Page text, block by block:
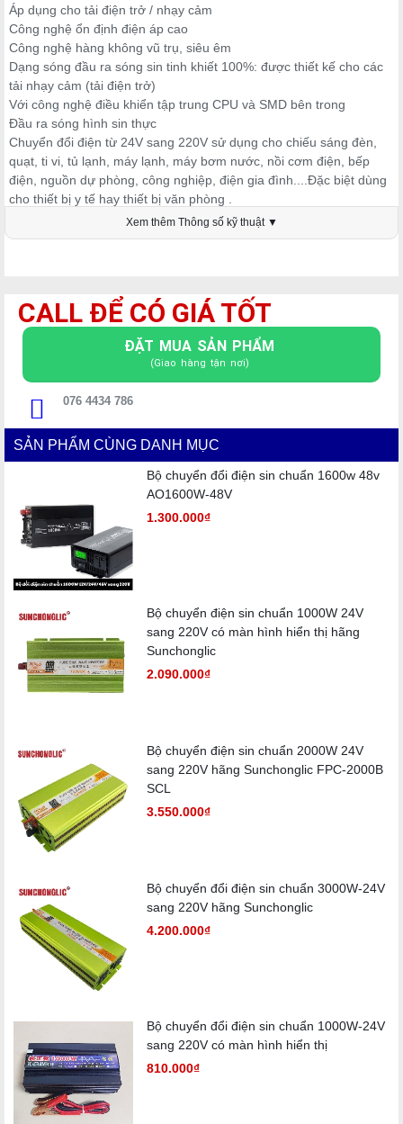
Áp dụng cho tải điện trở / nhạy cảm
Công nghệ ổn định điện áp cao
Công nghệ hàng không vũ trụ, siêu êm
Dạng sóng đầu ra sóng sin tinh khiết 100%: được thiết kế cho các
tải nhạy cảm (tải điện trở)
Với công nghệ điều khiển tập trung CPU và SMD bên trong
Đầu ra sóng hình sin thực
Chuyển đổi điện từ 24V sang 220V sử dụng cho chiếu sáng đèn,
quạt, ti vi, tủ lạnh, máy lạnh, máy bơm nước, nồi cơm điện, bếp
điện, nguồn dự phòng, công nghiệp, điện gia đình....Đặc biệt dùng
cho thiết bị y tế hay thiết bị văn phòng .
Xem thêm Thông số kỹ thuật ▼
CALL ĐỂ CÓ GIÁ TỐT
ĐẶT MUA SẢN PHẨM
(Giao hàng tận nơi)
076 4434 786
SẢN PHẨM CÙNG DANH MỤC
Bộ chuyển đổi điện sin chuẩn 1600w 48v
AO1600W-48V
1.300.000₫
Bộ chuyển điện sin chuẩn 1000W 24V
sang 220V có màn hình hiển thị hãng
Sunchonglic
2.090.000₫
Bộ chuyển điện sin chuẩn 2000W 24V
sang 220V hãng Sunchonglic FPC-2000B
SCL
3.550.000₫
Bộ chuyển đổi điện sin chuẩn 3000W-24V
sang 220V hãng Sunchonglic
4.200.000₫
Bộ chuyển đổi điện sin chuẩn 1000W-24V
sang 220V có màn hình hiển thị
810.000₫